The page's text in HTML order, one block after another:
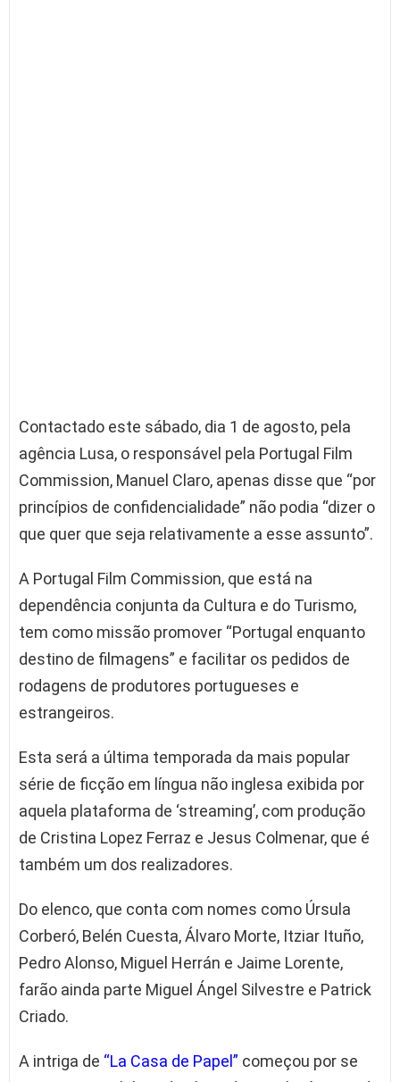
Contactado este sábado, dia 1 de agosto, pela
agência Lusa, o responsável pela Portugal Film
Commission, Manuel Claro, apenas disse que “por
princípios de confidencialidade” não podia “dizer o
que quer que seja relativamente a esse assunto”.
A Portugal Film Commission, que está na
dependência conjunta da Cultura e do Turismo,
tem como missão promover “Portugal enquanto
destino de filmagens” e facilitar os pedidos de
rodagens de produtores portugueses e
estrangeiros.
Esta será a última temporada da mais popular
série de ficção em língua não inglesa exibida por
aquela plataforma de ‘streaming’, com produção
de Cristina Lopez Ferraz e Jesus Colmenar, que é
também um dos realizadores.
Do elenco, que conta com nomes como Úrsula
Corberó, Belén Cuesta, Álvaro Morte, Itziar Ituño,
Pedro Alonso, Miguel Herrán e Jaime Lorente,
farão ainda parte Miguel Ángel Silvestre e Patrick
Criado.
A intriga de “La Casa de Papel” começou por se